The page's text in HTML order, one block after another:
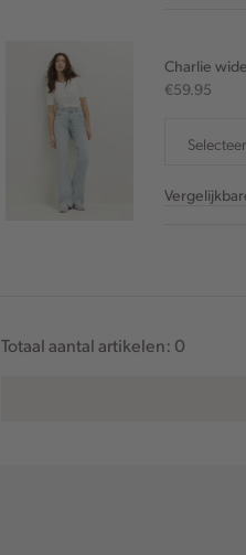
Charlie
€59.95
Totaal aantal artikelen: 0